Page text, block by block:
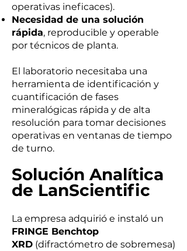
operativas ineficaces).
Necesidad de una solución
rápida, reproducible y operable
por técnicos de planta.
El laboratorio necesitaba una
herramienta de identificación y
cuantificación de fases
mineralógicas rápida y de alta
resolución para tomar decisiones
operativas en ventanas de tiempo
de turno.
Solución Analítica
de LanScientific
La empresa adquirió e instaló un
FRINGE Benchtop
XRD (difractómetro de sobremesa)